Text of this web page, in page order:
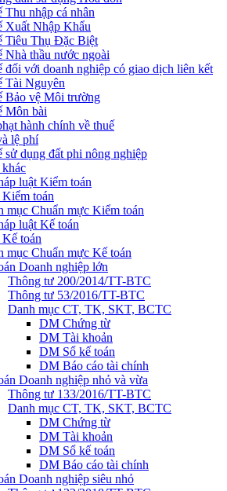
Thu nhập cá nhân
Xuất Nhập Khẩu
Tiêu Thụ Đặc Biệt
Nhà thầu nước ngoài
đối với doanh nghiệp có giao dịch liên kết
Tài Nguyên
Bảo vệ Môi trường
Môn bài
hành chính về thuế
lệ phí
sử dụng đất phi nông nghiệp
luật Kiểm toán
toán
mục Chuẩn mực Kiểm toán
luật Kế toán
toán
mục Chuẩn mực Kế toán
Doanh nghiệp lớn
Thông tư 200/2014/TT-BTC
Thông tư 53/2016/TT-BTC
Danh mục CT, TK, SKT, BCTC
DM Chứng từ
DM Tài khoản
DM Sổ kế toán
DM Báo cáo tài chính
Doanh nghiệp nhỏ và vừa
Thông tư 133/2016/TT-BTC
Danh mục CT, TK, SKT, BCTC
DM Chứng từ
DM Tài khoản
DM Sổ kế toán
DM Báo cáo tài chính
Doanh nghiệp siêu nhỏ